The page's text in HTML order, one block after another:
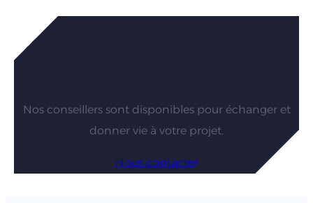
Vous êtes intéressés par nos
Nos conseillers sont disponibles pour échanger et
donner vie à votre projet.
Nous contacter